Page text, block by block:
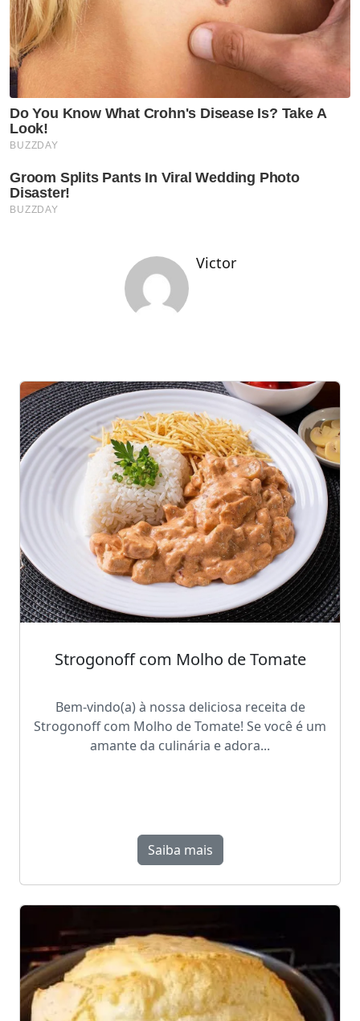
Victor
Strogonoff com Molho de Tomate
Bem-vindo(a) à nossa deliciosa receita de
Strogonoff com Molho de Tomate! Se você é um
amante da culinária e adora...
Saiba mais